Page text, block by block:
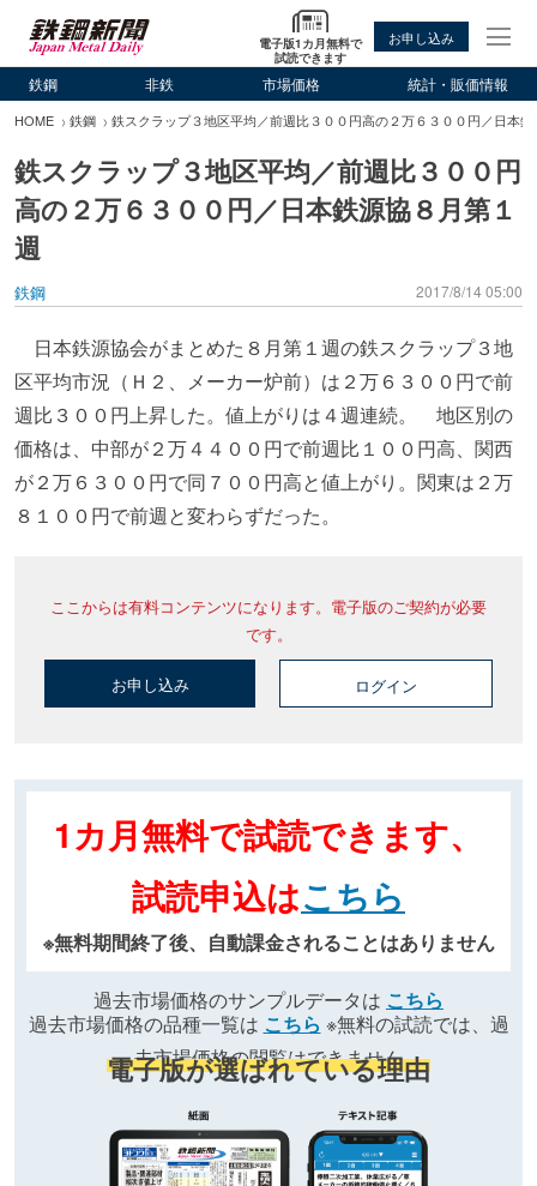
電子版1カ月無料で
試読できます
お申し込み
鉄鋼 非鉄 市場価格 統計・販価情報
HOME 鉄鋼 鉄スクラップ３地区平均／前週比３００円高の２万６３００円／日本
鉄スクラップ３地区平均／前週比３００円
高の２万６３００円／日本鉄源協８月第１
週
鉄鋼 2017/8/14 05:00
日本鉄源協会がまとめた８月第１週の鉄スクラップ３地
区平均市況（Ｈ２、メーカー炉前）は２万６３００円で前
週比３００円上昇した。値上がりは４週連続。 地区別の
価格は、中部が２万４４００円で前週比１００円高、関西
が２万６３００円で同７００円高と値上がり。関東は２万
８１００円で前週と変わらずだった。
ここからは有料コンテンツになります。電子版のご契約が必要
です。
お申し込み ログイン
1カ月無料で試読できます、
試読申込はこちら
※無料期間終了後、自動課金されることはありません
過去市場価格のサンプルデータは こちら
過去市場価格の品種一覧は こちら ※無料の試読では、過
去市場価格の閲覧はできません
電子版が選ばれている理由